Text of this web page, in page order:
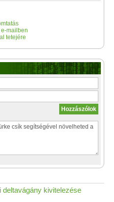
e-mailben
tetejére
kivitelezése